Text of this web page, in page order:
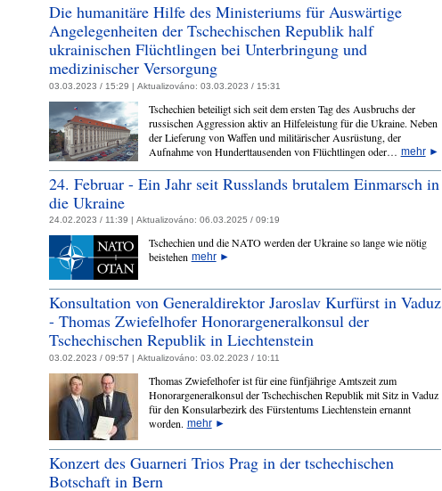
Die humanitäre Hilfe des Ministeriums für Auswärtige
Angelegenheiten der Tschechischen Republik half
ukrainischen Flüchtlingen bei Unterbringung und
medizinischer Versorgung
03.03.2023 / 15:29 | Aktualizováno: 03.03.2023 / 15:31
Tschechien beteiligt sich seit dem ersten Tag des Ausbruchs der
russischen Aggression aktiv an Hilfeleistung für die Ukraine. Neben
der Lieferung von Waffen und militärischer Ausrüstung, der
Aufnahme von Hunderttausenden von Flüchtlingen oder… mehr►
24. Februar - Ein Jahr seit Russlands brutalem Einmarsch in
die Ukraine
24.02.2023 / 11:39 | Aktualizováno: 06.03.2025 / 09:19
Tschechien und die NATO werden der Ukraine so lange wie nötig
beistehen mehr►
Konsultation von Generaldirektor Jaroslav Kurfürst in Vaduz
- Thomas Zwiefelhofer Honorargeneralkonsul der
Tschechischen Republik in Liechtenstein
03.02.2023 / 09:57 | Aktualizováno: 03.02.2023 / 10:11
Thomas Zwiefelhofer ist für eine fünfjährige Amtszeit zum
Honorargeneralkonsul der Tschechischen Republik mit Sitz in Vaduz
für den Konsularbezirk des Fürstentums Liechtenstein ernannt
worden. mehr►
Konzert des Guarneri Trios Prag in der tschechischen
Botschaft in Bern